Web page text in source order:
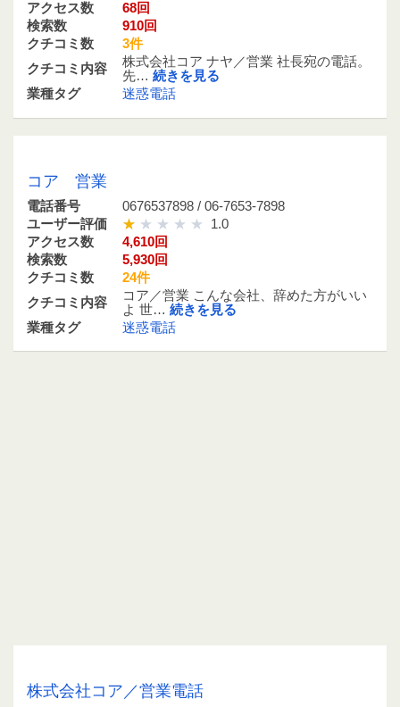
アクセス数
68回
検索数
910回
クチコミ数
3件
クチコミ内容
株式会社コア ナヤ／営業 社長宛の電話。
先… 続きを見る
業種タグ
迷惑電話
コア 営業
電話番号
0676537898 / 06-7653-7898
ユーザー評価
1.0
アクセス数
4,610回
検索数
5,930回
クチコミ数
24件
クチコミ内容
コア／営業 こんな会社、辞めた方がいい
よ 世… 続きを見る
業種タグ
迷惑電話
株式会社コア／営業電話